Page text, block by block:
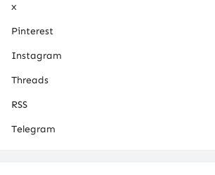
x
Pinterest
Instagram
Threads
RSS
Telegram